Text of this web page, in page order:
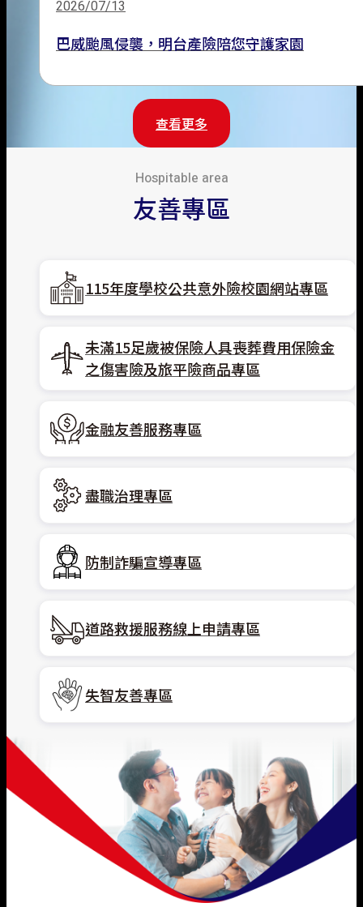
查看更多
2026/07/13
巴威颱風侵襲，明台產險陪您守護家園
Hospitable area
友善專區
115年度學校公共意外險校園網站專區
未滿15足歲被保險人具喪葬費用保險金
之傷害險及旅平險商品專區
金融友善服務專區
盡職治理專區
防制詐騙宣導專區
道路救援服務線上申請專區
失智友善專區